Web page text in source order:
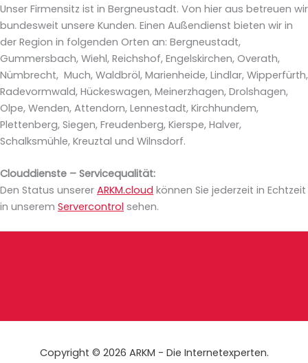
Unser Firmensitz ist in Bergneustadt. Von hier aus betreuen wir
bundesweit unsere Kunden. Einen Außendienst bieten wir in
der Region in folgenden Orten an: Bergneustadt,
Gummersbach, Wiehl, Reichshof, Engelskirchen, Overath,
Nümbrecht, Much, Waldbröl, Marienheide, Lindlar, Wipperfürth,
Radevormwald, Hückeswagen, Meinerzhagen, Drolshagen,
Olpe, Wenden, Attendorn, Lennestadt, Kirchhundem,
Plettenberg, Siegen, Freudenberg, Kierspe, Halver,
Schalksmühle, Kreuztal und Wilnsdorf.
Clouddienste – Servicequalität:
Den Status unserer ARKM.cloud können Sie jederzeit in Echtzeit
in unserem Servercontrol sehen.
Copyright © 2026 ARKM - Die Internetexperten.